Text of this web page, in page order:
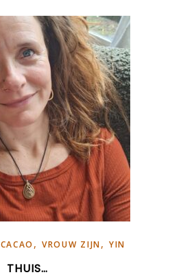
CACAO ,VROUW ZIJN,YIN
THUIS…